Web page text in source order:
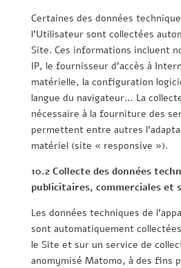
Certaines des données
l’Utilisateur sont collectées
Site. Ces informations incluent
IP, le fournisseur d’accès à
matérielle, la configuration
langue du navigateur… La
nécessaire à la fourniture des
permettent entre autres
matériel (site « responsive »).
10.2 Collecte des données
publicitaires, commerciales et
Les données techniques de
sont automatiquement
le Site et sur un service de
anomymisé Matomo, à des fins